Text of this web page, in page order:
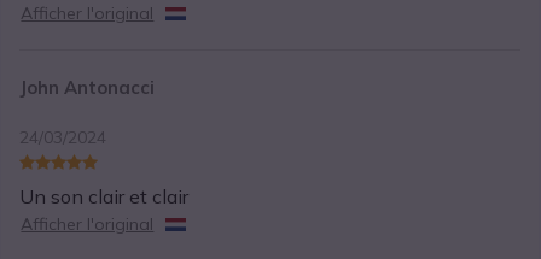
Afficher l'original
John Antonacci
24/03/2024
Un son clair et clair
Afficher l'original